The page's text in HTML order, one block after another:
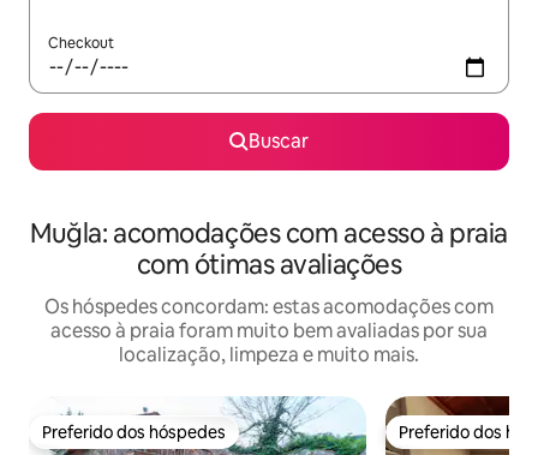
Checkout
Buscar
Muğla: acomodações com acesso à praia
com ótimas avaliações
Os hóspedes concordam: estas acomodações com
acesso à praia foram muito bem avaliadas por sua
localização, limpeza e muito mais.
Preferido dos hóspedes
Preferido dos hóspedes Preferido dos
Preferido dos